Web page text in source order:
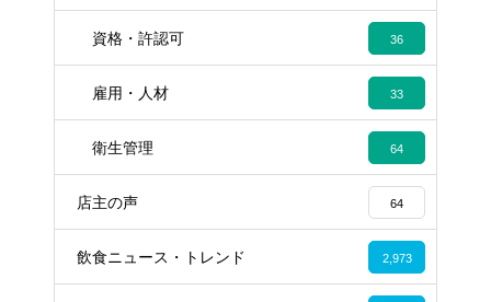
資格・許認可 36
雇用・人材 33
衛生管理 64
店主の声 64
飲食ニュース・トレンド 2,973